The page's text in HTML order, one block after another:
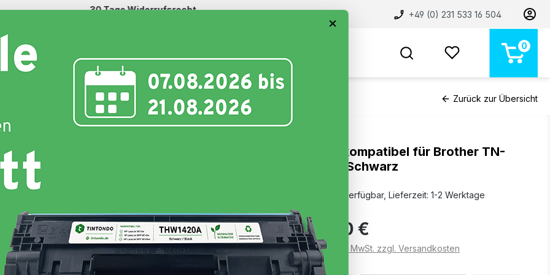
30 Tage Widerrufsrecht +49 (0) 231 533 16 504
0
Toner
Zurück zur Übersicht
Hersteller :
Grundpreis:
Produkttyp:
Weitere Variationen:
34,20 €
inkl. 19% MwSt. Versand
Toner kompatibel für Brother TN-
248XL Schwarz
Sofort verfügbar, Lieferzeit: 1-2 Werktage
34,20 €
Preise inkl. MwSt. zzgl. Versandkosten
STORE
×